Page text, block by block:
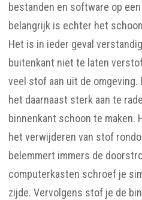
bestanden en software op
belangrijk is echter het
Het is in ieder geval
buitenkant niet te laten
veel stof aan uit de omgeving.
het daarnaast sterk aan te
binnenkant schoon te maken.
het verwijderen van stof
belemmert immers de
computerkasten schroef je
zijde. Vervolgens stof je de